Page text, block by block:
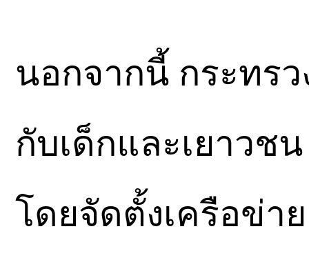
นอกจากนี้ กระทร
กับเด็กและเยาวช
โดยจัดตั้งเครือข่า